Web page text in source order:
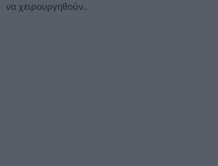
να χειρουργηθούν...